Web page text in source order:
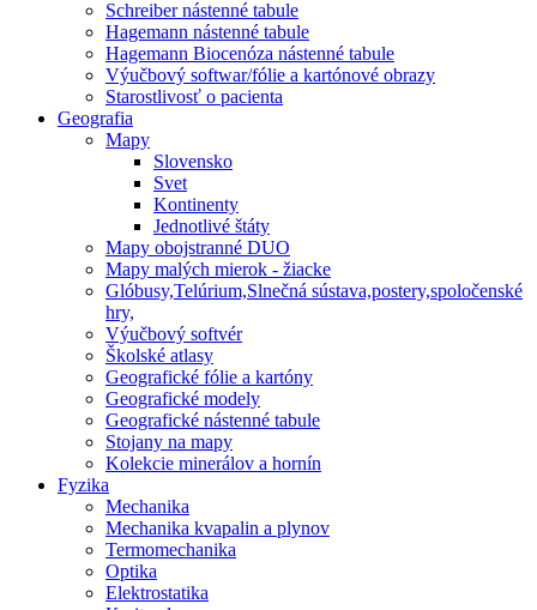
Schreiber nástenné tabule
Hagemann nástenné tabule
Hagemann Biocenóza nástenné tabule
Výučbový softwar/fólie a kartónové obrazy
Starostlivosť o pacienta
Geografia
Mapy
Slovensko
Svet
Kontinenty
Jednotlivé štáty
Mapy obojstranné DUO
Mapy malých mierok - žiacke
Glóbusy,Telúrium,Slnečná sústava,postery,spoločenské
hry,
Výučbový softvér
Školské atlasy
Geografické fólie a kartóny
Geografické modely
Geografické nástenné tabule
Stojany na mapy
Kolekcie minerálov a hornín
Fyzika
Mechanika
Mechanika kvapalin a plynov
Termomechanika
Optika
Elektrostatika